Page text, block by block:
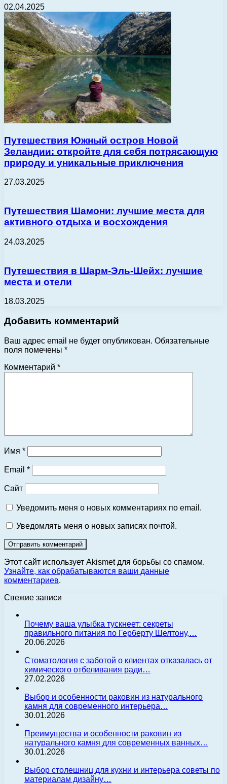
02.04.2025
Путешествия Южный остров Новой
Зеландии: откройте для себя потрясающую
природу и уникальные приключения
27.03.2025
Путешествия Шамони: лучшие места для
активного отдыха и восхождения
24.03.2025
Путешествия в Шарм-Эль-Шейх: лучшие
места и отели
18.03.2025
Добавить комментарий
Ваш адрес email не будет опубликован. Обязательные
поля помечены *
Комментарий *
Имя *
Email *
Сайт
Уведомить меня о новых комментариях по email.
Уведомлять меня о новых записях почтой.
Этот сайт использует Akismet для борьбы со спамом.
Узнайте, как обрабатываются ваши данные
комментариев.
Свежие записи
Почему ваша улыбка тускнеет: секреты
правильного питания по Герберту Шелтону,…
20.06.2026
Стоматология с заботой о клиентах отказалась от
химического отбеливания ради…
27.02.2026
Выбор и особенности раковин из натурального
камня для современного интерьера…
30.01.2026
Преимущества и особенности раковин из
натурального камня для современных ванных…
30.01.2026
Выбор столешниц для кухни и интерьера советы по
материалам дизайну…